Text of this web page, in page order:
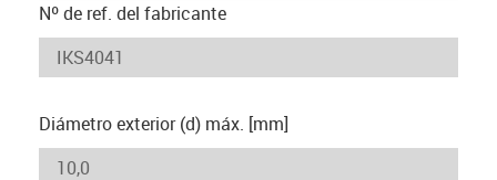
Nº de ref. del fabricante
Diámetro exterior (d) máx. [mm]